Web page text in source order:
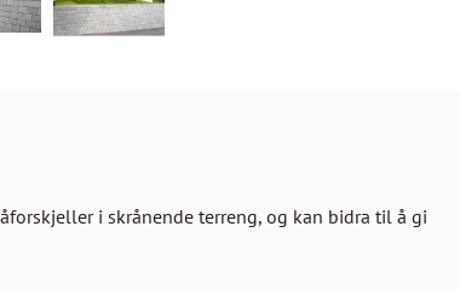
i skrånende terreng, og kan bidra til å gi